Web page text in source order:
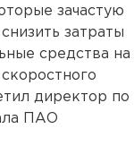
зачастую
затраты
средства на
директор по
ПАО